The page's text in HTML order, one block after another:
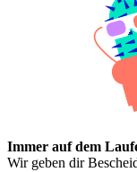
Immer auf dem
Wir geben dir